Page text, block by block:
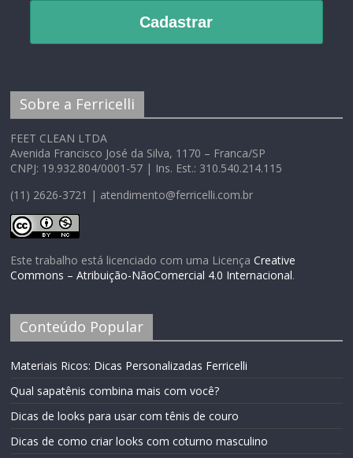
Cadastrar
Sobre a Ferricelli
FEET CLEAN LTDA
Avenida Francisco José da Silva, 1170 – Franca/SP
CNPJ: 19.932.804/0001-57 | Ins. Est.: 310.540.214.115
(11) 2626-3721 | atendimento@ferricelli.com.br
Este trabalho está licenciado com uma LicençaCreative
Commons – Atribuição-NãoComercial 4.0 Internacional.
Conteúdo Popular
Materiais Ricos: Dicas Personalizadas Ferricelli
Qual sapatênis combina mais com você?
Dicas de looks para usar com tênis de couro
Dicas de como criar looks com coturno masculino